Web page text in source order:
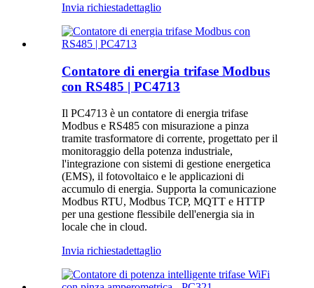
Invia richiestadettaglio
Contatore di energia trifase Modbus
con RS485 | PC4713
Il PC4713 è un contatore di energia trifase
Modbus e RS485 con misurazione a pinza
tramite trasformatore di corrente, progettato per il
monitoraggio della potenza industriale,
l'integrazione con sistemi di gestione energetica
(EMS), il fotovoltaico e le applicazioni di
accumulo di energia. Supporta la comunicazione
Modbus RTU, Modbus TCP, MQTT e HTTP
per una gestione flessibile dell'energia sia in
locale che in cloud.
Invia richiestadettaglio